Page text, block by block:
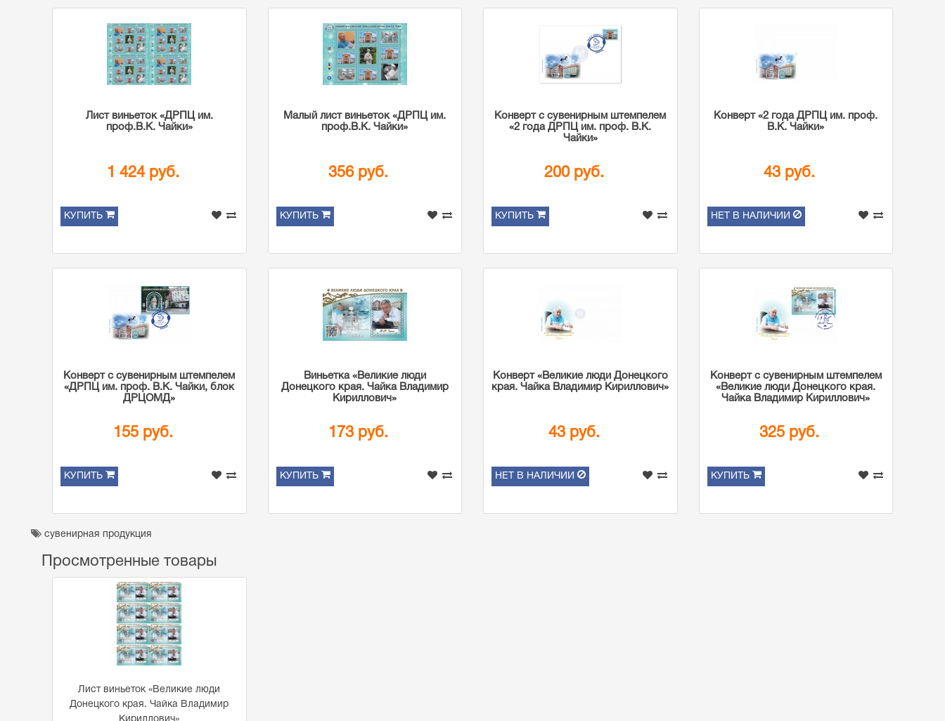
Лист виньеток «ДРПЦ им.
проф.В.К. Чайки»
1 424 руб.
КУПИТЬ
Малый лист виньеток «ДРПЦ им.
проф.В.К. Чайки»
356 руб.
КУПИТЬ
Конверт с сувенирным штемпелем
«2 года ДРПЦ им. проф. В.К.
Чайки»
200 руб.
КУПИТЬ
Конверт «2 года ДРПЦ им. проф.
В.К. Чайки»
43 руб.
НЕТ В НАЛИЧИИ
Конверт с сувенирным штемпелем
«ДРПЦ им. проф. В.К. Чайки, блок
ДРЦОМД»
155 руб.
КУПИТЬ
Виньетка «Великие люди
Донецкого края. Чайка Владимир
Кириллович»
173 руб.
КУПИТЬ
Конверт «Великие люди Донецкого
края. Чайка Владимир Кириллович»
43 руб.
НЕТ В НАЛИЧИИ
Конверт с сувенирным штемпелем
«Великие люди Донецкого края.
Чайка Владимир Кириллович»
325 руб.
КУПИТЬ
сувенирная продукция
Просмотренные товары
Лист виньеток «Великие люди
Донецкого края. Чайка Владимир